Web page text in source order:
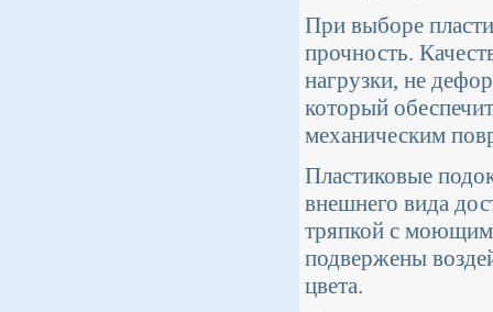
При выборе
прочность.
нагрузки, не
который
механическим
Пластиковые
внешнего вида
тряпкой с моющим
подвержены
цвета.